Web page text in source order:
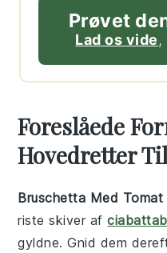
Prøvet
Lad os vide,
Foreslåede
Hovedretter
Bruschetta Med Tomat
riste skiver af
gyldne. Gnid dem